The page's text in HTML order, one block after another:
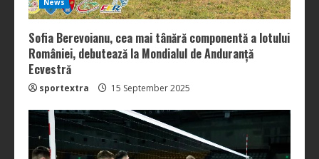
Sofia Berevoianu, cea mai tânără componentă a lotului
României, debutează la Mondialul de Anduranță
Ecvestră
sportextra 15 September 2025